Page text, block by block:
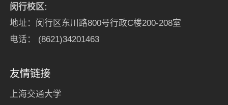
闵行校区:
地址：闵行区东川路800号行政C楼200-208室
电话： (8621)34201463
友情链接
上海交通大学